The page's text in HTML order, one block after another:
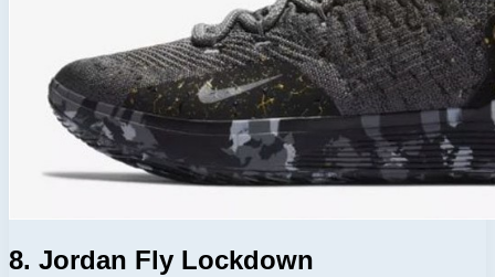
8. Jordan Fly Lockdown